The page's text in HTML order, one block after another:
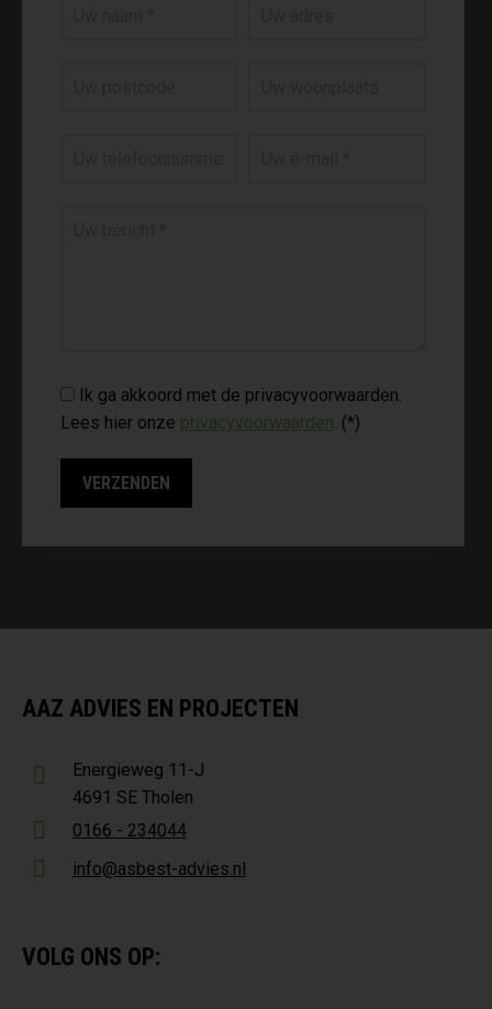
Ik ga akkoord met de privacyvoorwaarden.
Lees hier onze privacyvoorwaarden. (*)
AAZ ADVIES EN PROJECTEN
Energieweg 11-J
4691 SE Tholen
0166 - 234044
info@asbest-advies.nl
VOLG ONS OP: